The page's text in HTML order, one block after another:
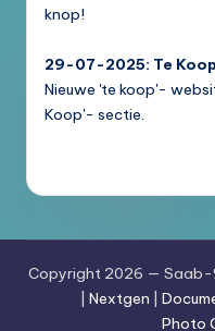
knop!
29-07-2025: Te
Nieuwe 'te koop'-
Koop'- sectie.
Copyright 2026 — Saab-
Nextgen
Photo